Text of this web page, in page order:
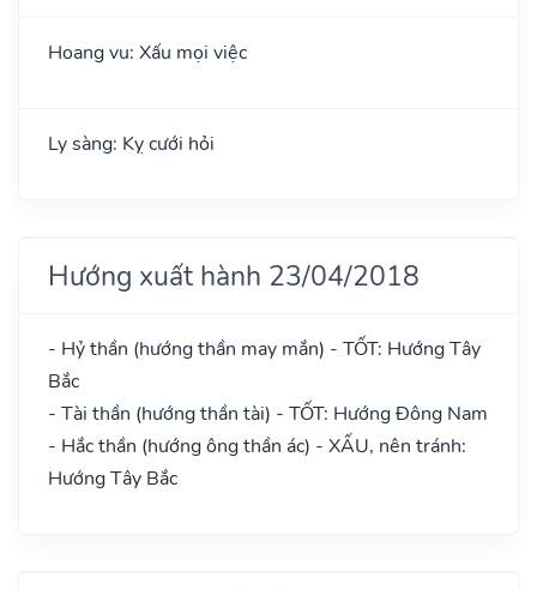
Hoang vu: Xấu mọi việc
Ly sàng: Kỵ cưới hỏi
Hướng xuất hành 23/04/2018
- Hỷ thần (hướng thần may mắn) - TỐT: Hướng Tây
Bắc
- Tài thần (hướng thần tài) - TỐT: Hướng Đông Nam
- Hắc thần (hướng ông thần ác) - XẤU, nên tránh:
Hướng Tây Bắc